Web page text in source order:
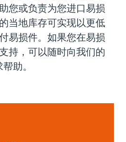
您或负责为您进口易损
当地库存可实现以更低
易损件。如果您在易损
持，可以随时向我们的
助。